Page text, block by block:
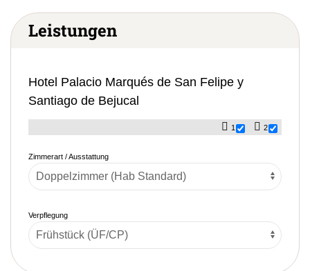
Leistungen
Hotel Palacio Marqués de San Felipe y
Santiago de Bejucal
1 2
Zimmerart / Ausstattung
Verpflegung